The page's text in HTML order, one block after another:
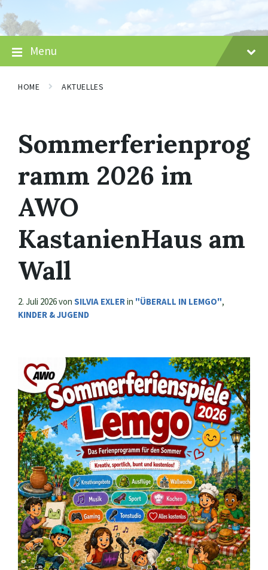
Skip
to
content
Skip
to
main
navigation
Skip
to
footer
Menu
HOME AKTUELLES
Sommerferienprog
ramm 2026 im
AWO
KastanienHaus am
Wall
2. Juli 2026von SILVIA EXLERin "ÜBERALL IN LEMGO",
KINDER & JUGEND